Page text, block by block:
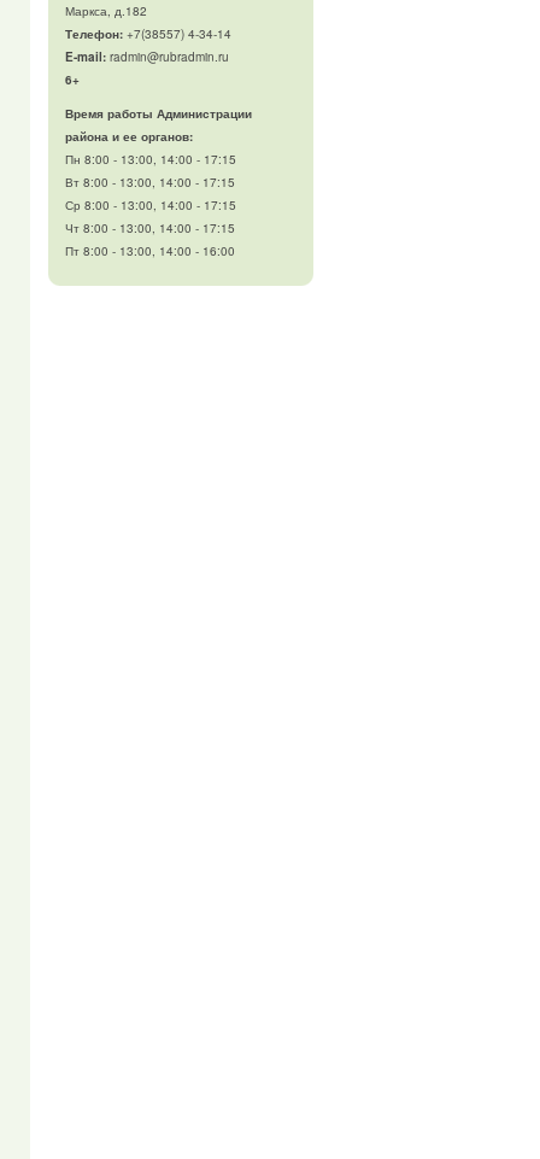
Маркса, д.182
Телефон:+7(38557) 4-34-14
E-mail:radmin@rubradmin.ru
6+
Время работы Администрации
района и ее органов:
Пн 8:00 - 13:00, 14:00 - 17:15
Вт 8:00 - 13:00, 14:00 - 17:15
Ср 8:00 - 13:00, 14:00 - 17:15
Чт 8:00 - 13:00, 14:00 - 17:15
Пт 8:00 - 13:00, 14:00 - 16:00